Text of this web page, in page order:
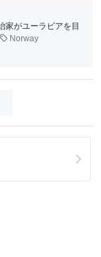
家がユーラビアを目
Norway